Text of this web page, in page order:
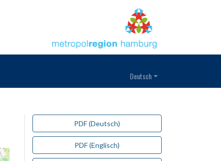
Deutsch
PDF (Deutsch)
PDF (Englisch)